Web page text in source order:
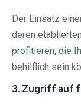
Der Einsatz
deren
profitieren, die
behilflich sein
3. Zugriff auf